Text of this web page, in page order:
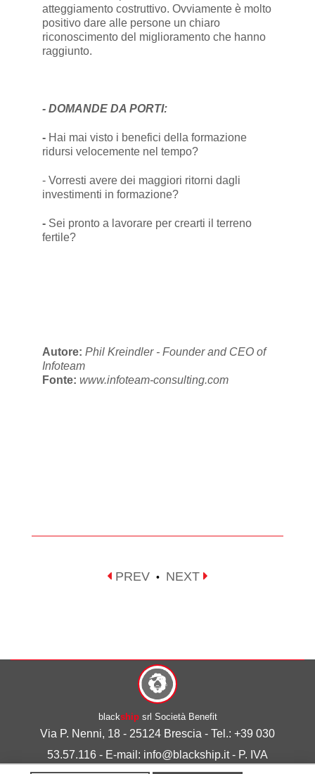
atteggiamento costruttivo. Ovviamente è molto
positivo dare alle persone un chiaro
riconoscimento del miglioramento che hanno
raggiunto.
- DOMANDE DA PORTI:
- Hai mai visto i benefici della formazione
ridursi velocemente nel tempo?
- Vorresti avere dei maggiori ritorni dagli
investimenti in formazione?
- Sei pronto a lavorare per crearti il terreno
fertile?
Autore: Phil Kreindler - Founder and CEO of
Infoteam
Fonte: www.infoteam-consulting.com
PREV • NEXT
blackshipsrl Società Benefit
Via P. Nenni, 18 - 25124 Brescia - Tel.: +39 030
53.57.116 - E-mail: info@blackship.it - P. IVA